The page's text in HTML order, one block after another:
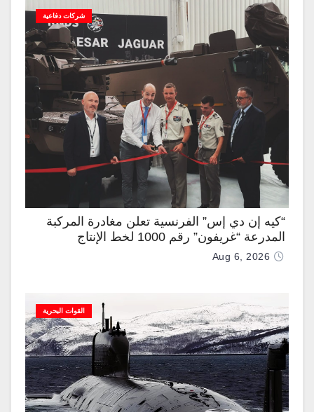
شركات دفاعية
“كيه إن دي إس” الفرنسية تعلن مغادرة المركبة
المدرعة “غريفون” رقم 1000 لخط الإنتاج
Aug 6, 2026
القوات البحرية